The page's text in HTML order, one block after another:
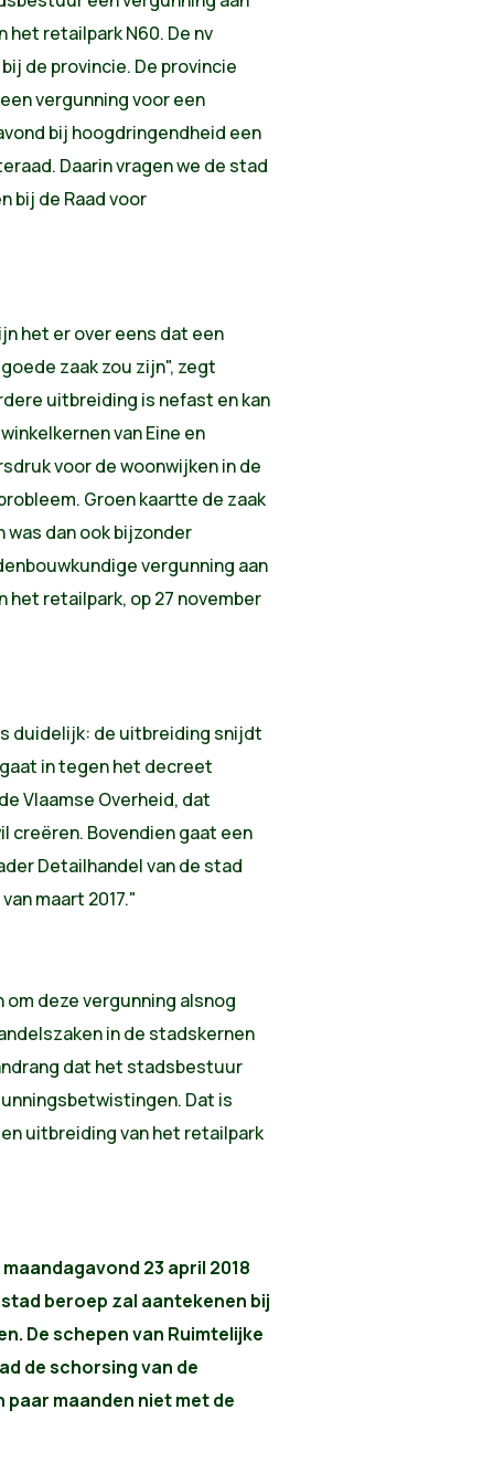
het retailpark N60. De nv
de provincie. De provincie
vergunning voor een
bij hoogdringendheid een
Daarin vragen we de stad
bij de Raad voor
het er over eens dat een
zaak zou zijn", zegt
uitbreiding is nefast en kan
van Eine en
voor de woonwijken in de
Groen kaartte de zaak
was dan ook bijzonder
vergunning aan
het retailpark, op 27 november
duidelijk: de uitbreiding snijdt
in tegen het decreet
Vlaamse Overheid, dat
creëren. Bovendien gaat een
Detailhandel van de stad
maart 2017."
deze vergunning alsnog
in de stadskernen
dat het stadsbestuur
Dat is
uitbreiding van het retailpark
23 april 2018
beroep zal aantekenen bij
De schepen van Ruimtelijke
de schorsing van de
maanden niet met de